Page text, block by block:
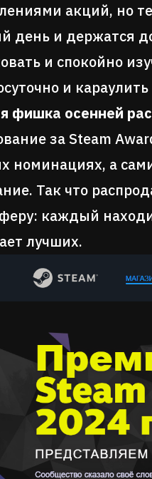
акций, но
день и держатся
и спокойно
и
фишка осенней
за Steam
номинациях, а
Так что
каждый
лучших.